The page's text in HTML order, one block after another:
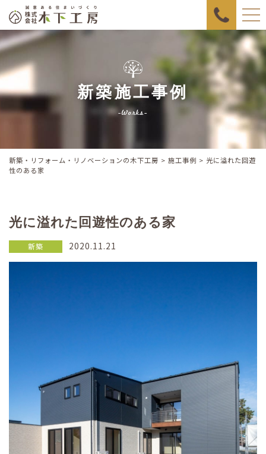
新築施工事例
Works
新築・リフォーム・リノベーションの木下工房 > 施工事例 > 光に溢れた回遊
性のある家
光に溢れた回遊性のある家
新築 2020.11.21